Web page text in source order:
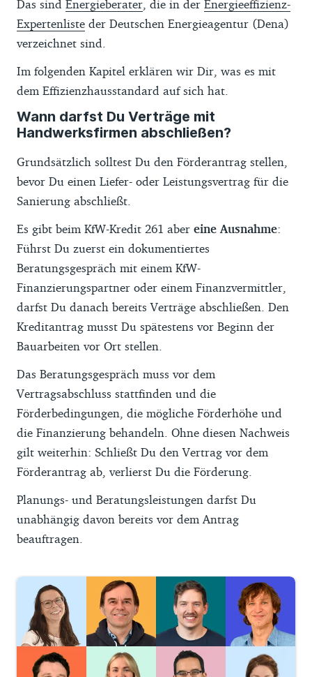
Das sind Energieberater , die in der Energieeffizienz-
Expertenliste der Deutschen Energieagentur (Dena)
verzeichnet sind.
Im folgenden Kapitel erklären wir Dir, was es mit
dem Effizienzhausstandard auf sich hat.
Wann darfst Du Verträge mit
Handwerksfirmen abschließen?
Grundsätzlich solltest Du den Förderantrag stellen,
bevor Du einen Liefer- oder Leistungsvertrag für die
Sanierung abschließt.
Es gibt beim KfW-Kredit 261 aber eine Ausnahme:
Führst Du zuerst ein dokumentiertes
Beratungsgespräch mit einem KfW-
Finanzierungspartner oder einem Finanzvermittler,
darfst Du danach bereits Verträge abschließen. Den
Kreditantrag musst Du spätestens vor Beginn der
Bauarbeiten vor Ort stellen.
Das Beratungsgespräch muss vor dem
Vertragsabschluss stattfinden und die
Förderbedingungen, die mögliche Förderhöhe und
die Finanzierung behandeln. Ohne diesen Nachweis
gilt weiterhin: Schließt Du den Vertrag vor dem
Förderantrag ab, verlierst Du die Förderung.
Planungs- und Beratungsleistungen darfst Du
unabhängig davon bereits vor dem Antrag
beauftragen.